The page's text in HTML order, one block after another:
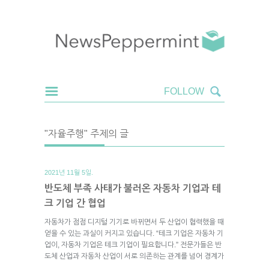
"자율주행" 주제의 글
2021년 11월 5일.
반도체 부족 사태가 불러온 자동차 기업과 테
크 기업 간 협업
자동차가 점점 디지털 기기로 바뀌면서 두 산업이 협력했을 때
얻을 수 있는 과실이 커지고 있습니다. “테크 기업은 자동차 기
업이, 자동차 기업은 테크 기업이 필요합니다.” 전문가들은 반
도체 산업과 자동차 산업이 서로 의존하는 관계를 넘어 경계가